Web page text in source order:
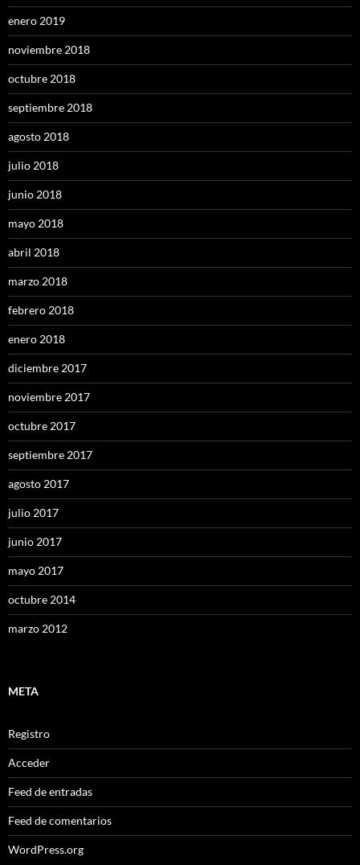
enero 2019
noviembre 2018
octubre 2018
septiembre 2018
agosto 2018
julio 2018
junio 2018
mayo 2018
abril 2018
marzo 2018
febrero 2018
enero 2018
diciembre 2017
noviembre 2017
octubre 2017
septiembre 2017
agosto 2017
julio 2017
junio 2017
mayo 2017
octubre 2014
marzo 2012
META
Registro
Acceder
Feed de entradas
Feed de comentarios
WordPress.org